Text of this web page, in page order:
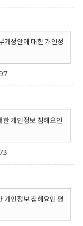
개정안에 대한 개인정
한 개인정보 침해요인
개인정보 침해요인 평